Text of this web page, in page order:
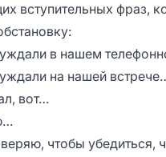
вступительных фраз,
в нашем
на нашей
вот…
чтобы убедиться,